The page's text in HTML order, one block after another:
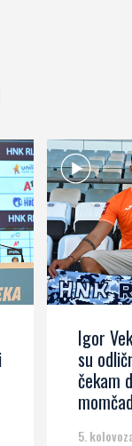
Igor
su
čekam
5.